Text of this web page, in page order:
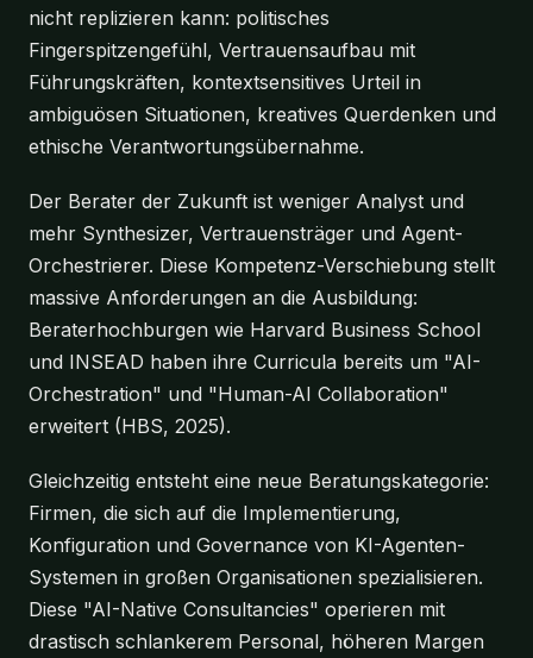
nicht replizieren kann: politisches
Fingerspitzengefühl, Vertrauensaufbau mit
Führungskräften, kontextsensitives Urteil in
ambiguösen Situationen, kreatives Querdenken und
ethische Verantwortungsübernahme.
Der Berater der Zukunft ist weniger Analyst und
mehr Synthesizer, Vertrauensträger und Agent-
Orchestrierer. Diese Kompetenz-Verschiebung stellt
massive Anforderungen an die Ausbildung:
Beraterhochburgen wie Harvard Business School
und INSEAD haben ihre Curricula bereits um "AI-
Orchestration" und "Human-AI Collaboration"
erweitert (HBS, 2025).
Gleichzeitig entsteht eine neue Beratungskategorie:
Firmen, die sich auf die Implementierung,
Konfiguration und Governance von KI-Agenten-
Systemen in großen Organisationen spezialisieren.
Diese "AI-Native Consultancies" operieren mit
drastisch schlankerem Personal, höheren Margen